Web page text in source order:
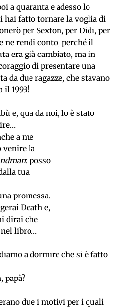
a quaranta e adesso lo
hai fatto tornare la voglia di
per Sexton, per Didi, per
ne rendi conto, perché il
era già cambiato, ma in
di presentare una
da due ragazze, che stavano
il 1993!
e, qua da noi, lo è stato
a me
venire la
: posso
tua
promessa.
Death e,
dirai che
nel libro…
a dormire che si è fatto
papà?
due i motivi per i quali